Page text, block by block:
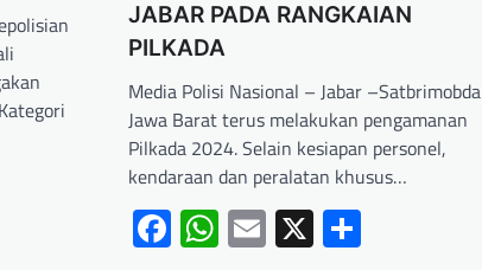
JABAR PADA RANGKAIAN
PILKADA
Media Polisi Nasional – Jabar –Satbrimobda
Jawa Barat terus melakukan pengamanan
Pilkada 2024. Selain kesiapan personel,
kendaraan dan peralatan khusus…
Facebook
WhatsApp
Email
X Share